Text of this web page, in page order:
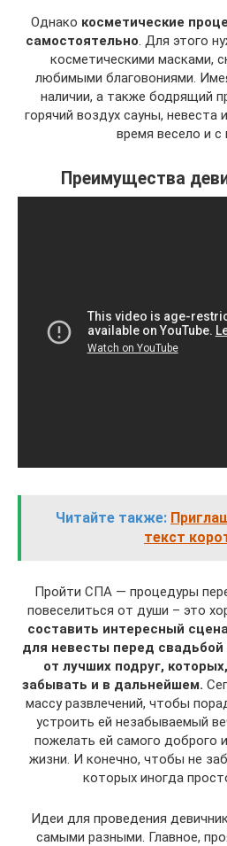
Однако косметические
самостоятельно. Для этого
косметическими масками,
любимыми благовониями.
наличии, а также бодрящий
горячий воздух сауны, невеста
время весело и с
Преимущества
Читайте также:
текст
Пройти СПА — процедуры
повеселиться от души – это
составить интересный
для невесты перед
от лучших подруг,
забывать и в дальнейшем.
массу развлечений, чтобы
устроить ей незабываемый
пожелать ей самого доброго
жизни. И конечно, чтобы не
которых иногда
Идеи для проведения
самыми разными. Главное,